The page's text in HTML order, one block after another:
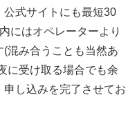
公式サイトにも最短30
にはオペレーターより
混み合うことも当然あ
に受け取る場合でも余
し込みを完了させてお